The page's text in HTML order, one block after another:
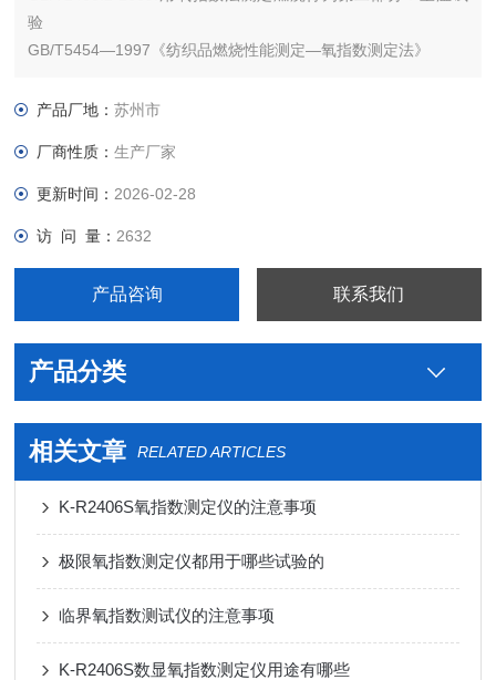
验
GB/T5454—1997《纺织品燃烧性能测定—氧指数测定法》
产品厂地：苏州市
厂商性质：生产厂家
更新时间： 2026-02-28
访 问 量： 2632
产品咨询 联系我们
产品分类
相关文章 RELATED ARTICLES
K-R2406S氧指数测定仪的注意事项
极限氧指数测定仪都用于哪些试验的
临界氧指数测试仪的注意事项
K-R2406S数显氧指数测定仪用途有哪些